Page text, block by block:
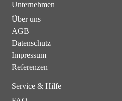
Unternehmen
Über uns
AGB
Datenschutz
Impressum
Referenzen
Service & Hilfe